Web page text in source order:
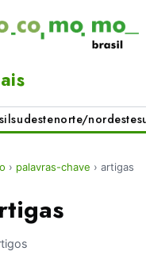
sudestenorte/nordeste
› palavras-chave › artigas